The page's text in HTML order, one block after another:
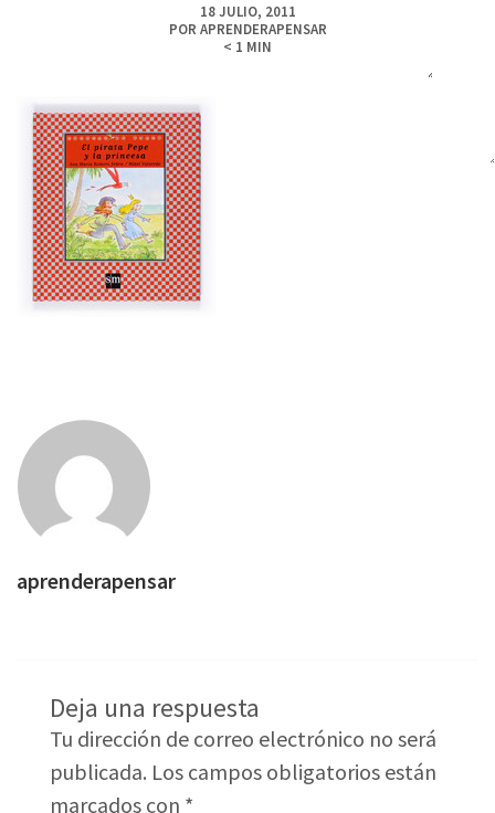
18 JULIO, 2011
POR APRENDERAPENSAR
< 1 MIN
aprenderapensar
Deja una respuesta
Tu dirección de correo electrónico no será
publicada. Los campos obligatorios están
marcados con *